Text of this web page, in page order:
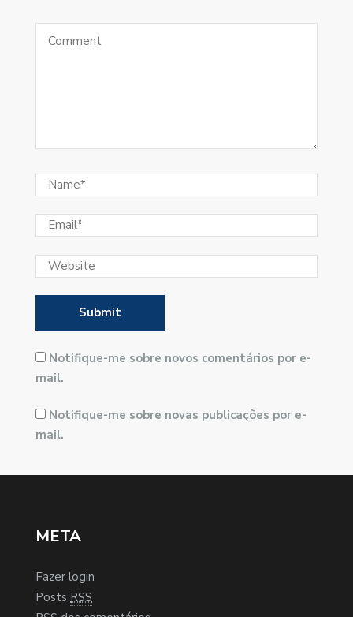
Notifique-me sobre novos comentários por e-
mail.
Notifique-me sobre novas publicações por e-
mail.
META
Fazer login
Posts RSS